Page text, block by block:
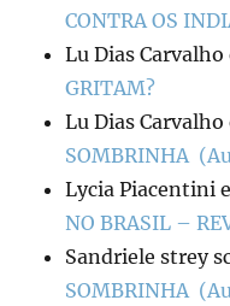
CONTRA OS
Lu Dias Carvalho
GRITAM?
Lu Dias Carvalho
SOMBRINHA
Lycia Piacentini
NO BRASIL –
Sandriele strey
SOMBRINHA